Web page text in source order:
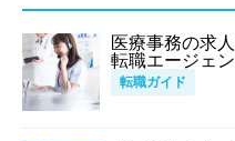
医療事務の求
転職エージェ
転職ガイド